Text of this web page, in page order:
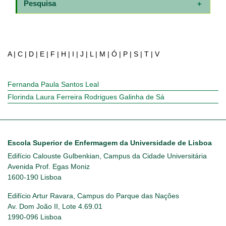
A | C | D | E | F | H | I | J | L | M | Ó | P | S | T | V
Fernanda Paula Santos Leal
Florinda Laura Ferreira Rodrigues Galinha de Sá
Pesquisa
Escola Superior de Enfermagem da Universidade de Lisboa
Edifício Calouste Gulbenkian, Campus da Cidade Universitária
Avenida Prof. Egas Moniz
1600-190 Lisboa
Edifício Artur Ravara, Campus do Parque das Nações
Av. Dom João II, Lote 4.69.01
1990-096 Lisboa